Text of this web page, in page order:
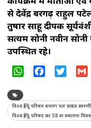
से देवेंद्र बरगढ़ राहुल
तुषार साहू दीपक
सत्यम सोनी नवीन सोनी
उपस्थित रहे।
WhatsAppFacebookTwitter
विश्व हिंदू परिषद बजरंग दल प्रखंड
विश्व हिंदू परिषद का 58 वा स्थापना